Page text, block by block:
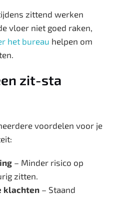
zittend werken
vloer niet goed raken,
het bureau helpen om
zit-sta
voordelen voor je
– Minder risico op
zitten.
klachten– Staand